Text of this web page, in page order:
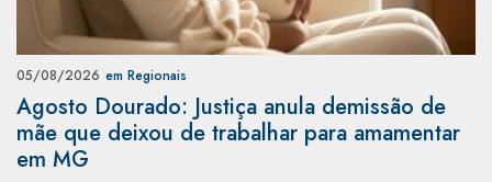
05/08/2026 em Regionais
Agosto Dourado: Justiça anula demissão de
mãe que deixou de trabalhar para amamentar
em MG